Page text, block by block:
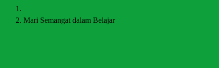
Mari Semangat dalam Belajar